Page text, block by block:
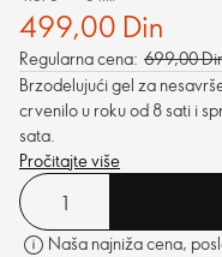
499,00 Din
Regularna cena: 699,00
Brzodelujući gel za
crvenilo u roku od 8 sati i
sata.
Pročitajte više
Naša najniža cena,